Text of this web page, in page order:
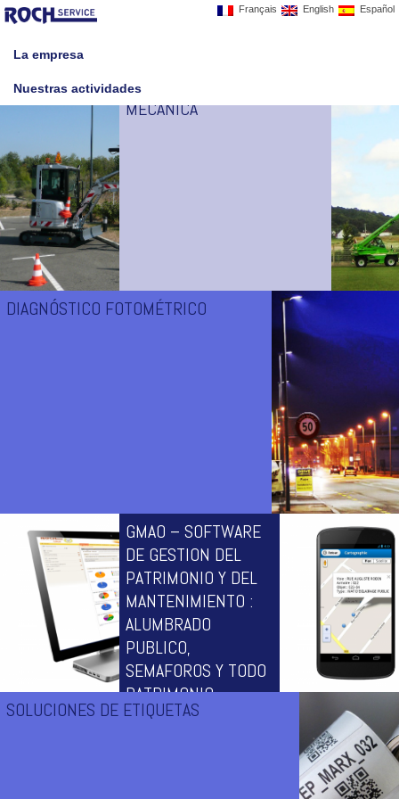
Français English Español
La empresa
Nuestras actividadesCONTROL DE CONFORMIDAD
MECÁNICA
Control de conformidad mecánica y de la
resistencia al viento de las obras del
ROCH Service está accreditado COFRAC ISO 17020 como organismo de
inspección para el control mécanico de las obras typo Alumbrado Público,
deportivo, semáforos, y jalon. Acreditación N°3-0927, disponible en
DIAGNÓSTICO FOTOMÉTRICO
Diagnóstico fotométrico de iluminancia y de luminancia de
las instalaciónes de alumbrado público
GMAO – SOFTWARE
DE GESTION DEL
PATRIMONIO Y DEL
MANTENIMIENTO :
ALUMBRADO
PUBLICO,
SEMAFOROS Y TODO
PATRIMONIO
URBANO
Saga : software de gestión y de
SOLUCIONES DE ETIQUETAS